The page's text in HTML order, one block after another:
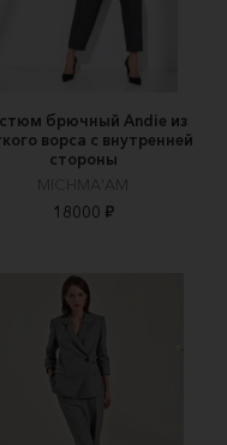
брючный Andie из
ворса с внутренней
стороны
MICHMA'AM
18000 ₽